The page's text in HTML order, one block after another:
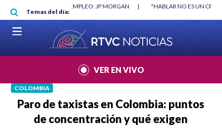
Pasar al contenido principal
Temas del día:
"HABLAR NO ES UN CRIMEN": CARTA DE BETO CORAL |
VER EN VIVO
COLOMBIA
Paro de taxistas en Colombia: puntos
de concentración y qué exigen